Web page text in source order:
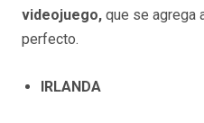
videojuego, que se agrega
perfecto.
IRLANDA